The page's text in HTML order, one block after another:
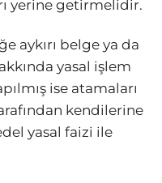
yerine getirmelidir.
aykırı belge ya da
yasal işlem
ise atamaları
kendilerine
yasal faizi ile